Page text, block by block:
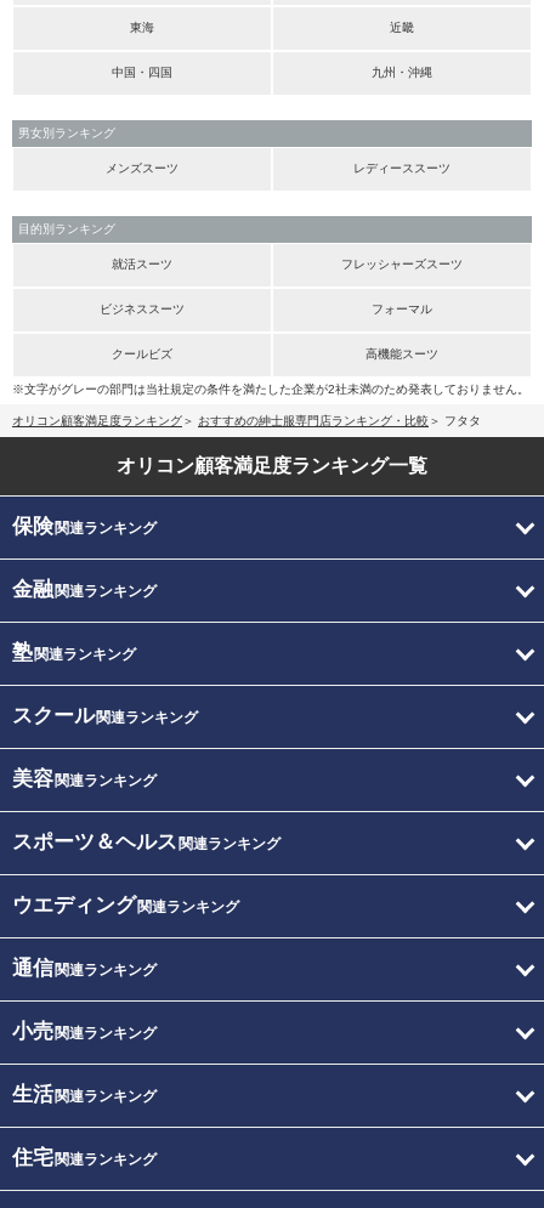
東海 近畿
中国・四国 九州・沖縄
男女別ランキング
メンズスーツ レディーススーツ
目的別ランキング
就活スーツ フレッシャーズスーツ
ビジネススーツ フォーマル
クールビズ 高機能スーツ
※文字がグレーの部門は当社規定の条件を満たした企業が2社未満のため発表しておりません。
オリコン顧客満足度ランキング おすすめの紳士服専門店ランキング・比較 フタタ
オリコン顧客満足度ランキング一覧
保険関連ランキング
金融関連ランキング
塾関連ランキング
スクール関連ランキング
美容関連ランキング
スポーツ＆ヘルス 関連ランキング
ウエディング関連ランキング
通信関連ランキング
小売関連ランキング
生活関連ランキング
住宅関連ランキング